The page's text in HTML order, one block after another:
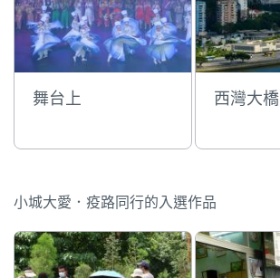
舞台上 西灣大橋
小城大愛．疫路同行的入選作品